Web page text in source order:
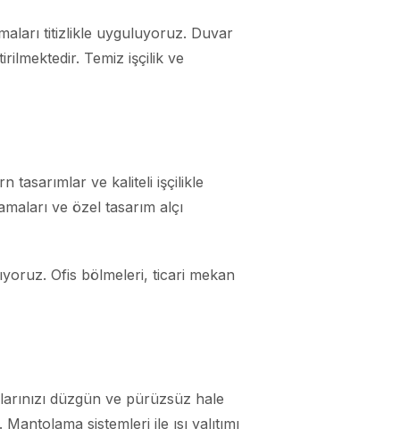
titizlikle uyguluyoruz. Duvar
Temiz işçilik ve
tasarımlar ve kaliteli işçilikle
ve özel tasarım alçı
Ofis bölmeleri, ticari mekan
düzgün ve pürüzsüz hale
sistemleri ile ısı yalıtımı